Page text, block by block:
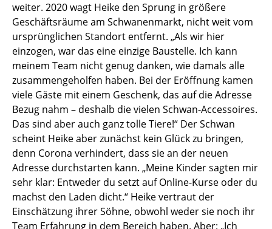
weiter. 2020 wagt Heike den Sprung in größere
Geschäftsräume am Schwanenmarkt, nicht weit vom
ursprünglichen Standort entfernt. „Als wir hier
einzogen, war das eine einzige Baustelle. Ich kann
meinem Team nicht genug danken, wie damals alle
zusammengeholfen haben. Bei der Eröffnung kamen
viele Gäste mit einem Geschenk, das auf die Adresse
Bezug nahm – deshalb die vielen Schwan-Accessoires.
Das sind aber auch ganz tolle Tiere!“ Der Schwan
scheint Heike aber zunächst kein Glück zu bringen,
denn Corona verhindert, dass sie an der neuen
Adresse durchstarten kann. „Meine Kinder sagten mir
sehr klar: Entweder du setzt auf Online-Kurse oder du
machst den Laden dicht.“ Heike vertraut der
Einschätzung ihrer Söhne, obwohl weder sie noch ihr
Team Erfahrung in dem Bereich haben. Aber: „Ich